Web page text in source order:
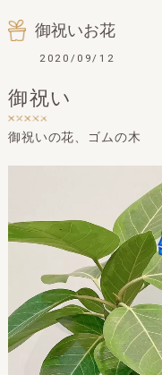
御祝いお花
2020/09/12
御祝いの花、ゴムの木
御祝い